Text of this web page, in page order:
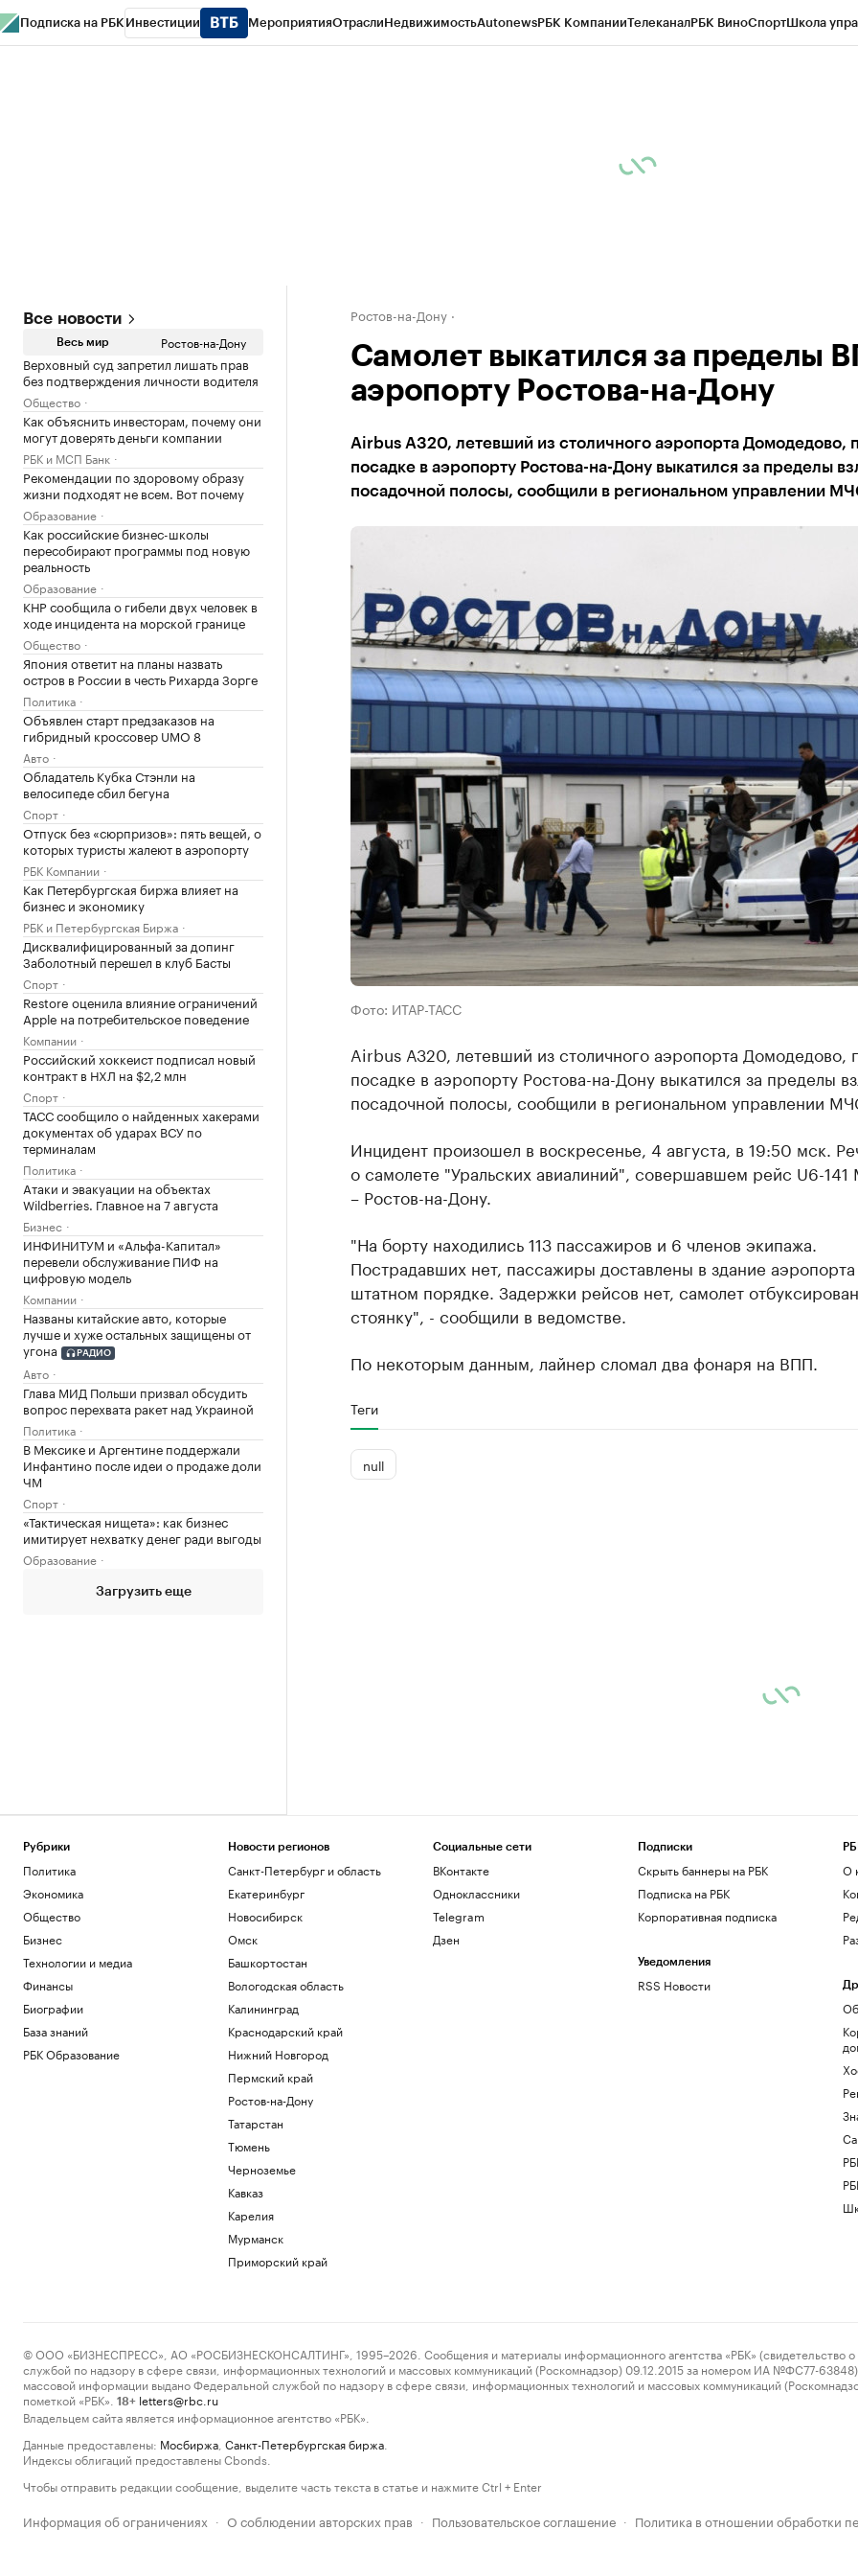
Подписка на РБК Инвестиции МероприятияОтраслиНедвижимостьAutonewsРБК КомпанииТелеканалРБК ВиноСпортШкола
Все новости
Весь мир Ростов-на-Дону
Верховный суд запретил лишать прав
без подтверждения личности водителя
Общество
Как объяснить инвесторам, почему они
могут доверять деньги компании
РБК и МСП Банк
Рекомендации по здоровому образу
жизни подходят не всем. Вот почему
Образование
Как российские бизнес-школы
пересобирают программы под новую
реальность
Образование
КНР сообщила о гибели двух человек в
ходе инцидента на морской границе
Общество
Япония ответит на планы назвать
остров в России в честь Рихарда Зорге
Политика
Объявлен старт предзаказов на
гибридный кроссовер UMO 8
Авто
Обладатель Кубка Стэнли на
велосипеде сбил бегуна
Спорт
Отпуск без «сюрпризов»: пять вещей, о
которых туристы жалеют в аэропорту
РБК Компании
Как Петербургская биржа влияет на
бизнес и экономику
РБК и Петербургская Биржа
Дисквалифицированный за допинг
Заболотный перешел в клуб Басты
Спорт
Restore оценила влияние ограничений
Apple на потребительское поведение
Компании
Российский хоккеист подписал новый
контракт в НХЛ на $2,2 млн
Спорт
ТАСС сообщило о найденных хакерами
документах об ударах ВСУ по
терминалам
Политика
Атаки и эвакуации на объектах
Wildberries. Главное на 7 августа
Бизнес
ИНФИНИТУМ и «Альфа-Капитал»
перевели обслуживание ПИФ на
цифровую модель
Компании
Названы китайские авто, которые
лучше и хуже остальных защищены от
угона
РАДИО
Авто
Глава МИД Польши призвал обсудить
вопрос перехвата ракет над Украиной
Политика
В Мексике и Аргентине поддержали
Инфантино после идеи о продаже доли
ЧМ
Спорт
«Тактическая нищета»: как бизнес
имитирует нехватку денег ради выгоды
Образование
Загрузить еще
Ростов-на-Дону
Самолет выкатился за пределы
аэропорту Ростова-на-Дону
Airbus А320, летевший из столичного аэропорта Домодедово,
посадке в аэропорту Ростова-на-Дону выкатился за пределы
посадочной полосы, сообщили в региональном управлении
Фото: ИТАР-ТАСС
Airbus А320, летевший из столичного аэропорта Домодедово,
посадке в аэропорту Ростова-на-Дону выкатился за пределы
посадочной полосы, сообщили в региональном управлении
Инцидент произошел в воскресенье, 4 августа, в 19:50 мск.
о самолете "Уральских авиалиний", совершавшем рейс U6-141
– Ростов-на-Дону.
"На борту находились 113 пассажиров и 6 членов экипажа.
Пострадавших нет, пассажиры доставлены в здание
штатном порядке. Задержки рейсов нет, самолет
стоянку", - сообщили в ведомстве.
По некоторым данным, лайнер сломал два фонаря на ВПП.
Теги
null
Рубрики
Политика
Экономика
Общество
Бизнес
Технологии и медиа
Финансы
Биографии
База знаний
РБК Образование
Новости регионов
Санкт-Петербург и область
Екатеринбург
Новосибирск
Омск
Башкортостан
Вологодская область
Калининград
Краснодарский край
Нижний Новгород
Пермский край
Ростов-на-Дону
Татарстан
Тюмень
Черноземье
Кавказ
Карелия
Мурманск
Приморский край
Социальные сети
ВКонтакте
Одноклассники
Telegram
Дзен
Подписки
Скрыть баннеры на РБК
Подписка на РБК
Корпоративная подписка
Уведомления
RSS Новости
О
© ООО «БИЗНЕСПРЕСС», АО «РОСБИЗНЕСКОНСАЛТИНГ», 1995–2026. Сообщения и материалы информационного агентства «РБК» (свидетельство о
службой по надзору в сфере связи, информационных технологий и массовых коммуникаций (Роскомнадзор) 09.12.2015 за номером ИА №ФС77-63848)
массовой информации выдано Федеральной службой по надзору в сфере связи, информационных технологий и массовых коммуникаций
пометкой «РБК».
18+ letters@rbc.ru
Владельцем сайта является информационное агентство «РБК».
Данные предоставлены: Мосбиржа Санкт-Петербургская биржа
Индексы облигаций предоставлены Cbonds.
Чтобы отправить редакции сообщение, выделите часть текста в статье и нажмите Ctrl + Enter
Информация об ограничениях · О соблюдении авторских прав · Пользовательское соглашение · Политика в отношении обработки